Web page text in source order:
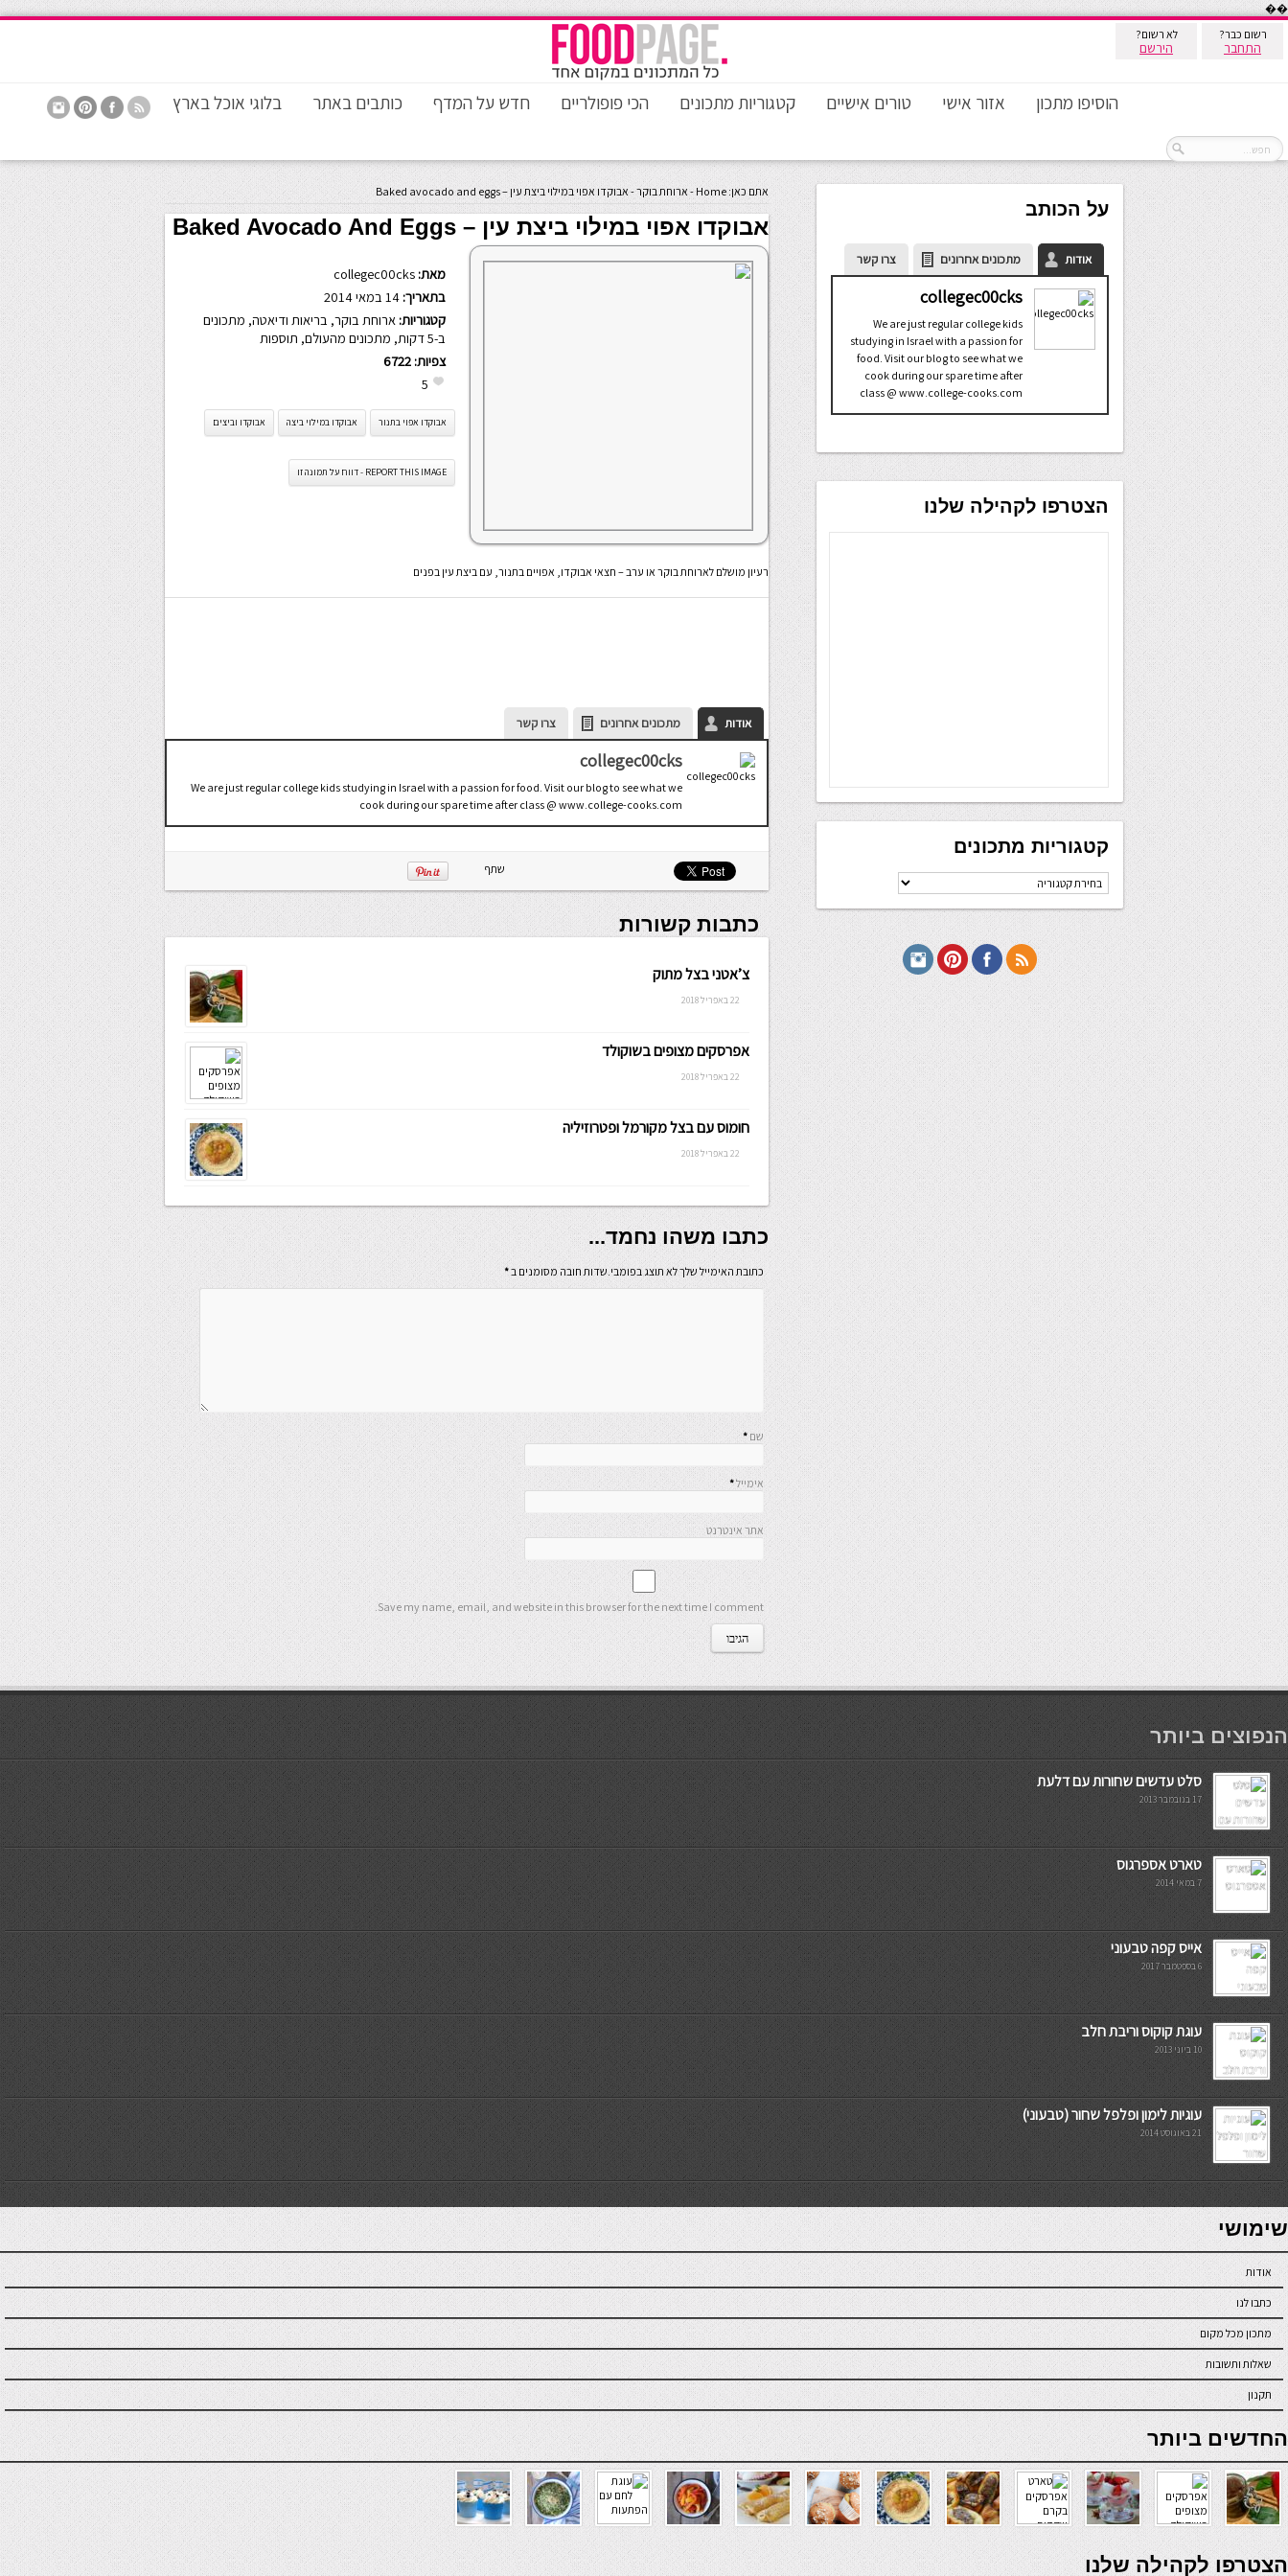
��
רשום כבר?
התחבר
לא רשום?
הירשם
הוסיפו מתכון אזור אישי טורים אישיים קטגוריות מתכונים הכי פופולריים חדש על המדף כותבים באתר בלוגי אוכל בארץ
אתם כאן: Home
- ארוחת בוקר-אבוקדו אפוי במילוי ביצת עין – Baked avocado and eggs
אבוקדו אפוי במילוי ביצת עין – Baked Avocado And Eggs
מאת: collegec00cks
בתאריך:
קטגוריות: ארוחת בוקר, בריאות ודיאטה, מתכונים
ב-5 דקות
, מתכונים מהעולם, תוספות
צפיות: 6722
5
אבוקדו אפוי בתנור אבוקדו במילוי ביצה אבוקדו וביצים
REPORT THIS IMAGE - דווח על תמונה זו
רעיון מושלם לארוחת בוקר או ערב – חצאי אבוקדו, אפויים בתנור, עם ביצת עין בפנים
אודות מתכונים אחרונים צרו קשר
collegec00cks
We are just regular college kids studying in Israel with a passion for food. Visit our blog to see what we
cook during our spare time after class @ www.college-cooks.com
שתף
כתבות קשורות
צ’אטני בצל מתוק
22 באפריל 2018
אפרסקים מצופים בשוקולד
22 באפריל 2018
חומוס עם בצל מקורמל ופטרוזיליה
22 באפריל 2018
כתבו משהו נחמד...
כתובת האימייל שלך לא תוצג בפומבי.שדות חובה מסומנים ב*
שם *
אימייל*
אתר אינטרנט
Save my name, email, and website in this browser for the next time I comment.
על הכותב
אודות מתכונים אחרונים צרו קשר
collegec00cks
We are just regular college kids
studying in Israel with a passion for
food. Visit our blog to see what we
cook during our spare time after
class @ www.college-cooks.com
הצטרפו לקהילה שלנו
קטגוריות מתכונים
קטגוריות
מתכונים
мостбет кг
הנפוצים ביותר
סלט עדשים שחורות עם דלעת
17 בנובמבר 2013
טארט אספרגוס
7 במאי 2014
אייס קפה טבעוני
6 בספטמבר 2017
עוגת קוקוס וריבת חלב
10 ביוני 2013
עוגיות לימון ופלפל שחור (טבעוני)
21 באוגוסט 2014
7slots
seriöse online casinos österreich
שימושי
אודות
כתבו לנו
מתכון מכל מקום
שאלות ותשובות
תקנון
online casino
החדשים ביותר
verde casino
הצטרפו לקהילה שלנו